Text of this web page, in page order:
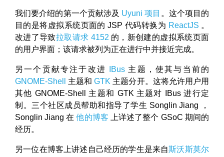
我们要介绍的第一个贡献涉及 Uyuni 项目 。这个项目的
目的是将虚拟系统页面的 JSP 代码转换为 ReactJS 。
改进了导致拉取请求 4152 的，新创建的虚拟系统页面
的用户界面；该请求被列为正在进行中并接近完成。
另一个贡献专注于改进 IBus 主题，使其与当前的
GNOME-Shell
主题和GTK 主题分开。这将允许用户用
其他 GNOME-Shell 主题和 GTK 主题对 IBus 进行定
制。三个社区成员帮助和指导了学生 Songlin Jiang ，
Songlin Jiang 在他的博客 上详述了整个 GSoC 期间的
经历。
另一位在博客上讲述自己经历的学生是来自斯沃斯莫尔